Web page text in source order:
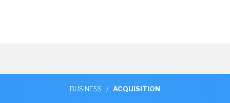
BUSINESS / ACQUISITION